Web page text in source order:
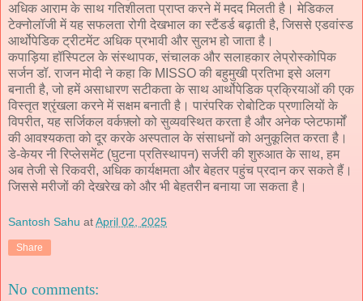
अधिक आराम के साथ गतिशीलता प्राप्त करने में मदद मिलती है। मेडिकल
टेक्नोलॉजी में यह सफलता रोगी देखभाल का स्टैंडर्ड बढ़ाती है, जिससे एडवांस्ड
आर्थोपेडिक ट्रीटमेंट अधिक प्रभावी और सुलभ हो जाता है।
कपाड़िया हॉस्पिटल के संस्थापक, संचालक और सलाहकार लेप्रोस्कोपिक
सर्जन डॉ. राजन मोदी ने कहा कि MISSO की बहुमुखी प्रतिभा इसे अलग
बनाती है, जो हमें असाधारण सटीकता के साथ आर्थोपेडिक प्रक्रियाओं की एक
विस्तृत श्रृंखला करने में सक्षम बनाती है। पारंपरिक रोबोटिक प्रणालियों के
विपरीत, यह सर्जिकल वर्कफ़्लो को सुव्यवस्थित करता है और अनेक प्लेटफार्मों
की आवश्यकता को दूर करके अस्पताल के संसाधनों को अनुकूलित करता है।
डे-केयर नी रिप्लेसमेंट (घुटना प्रतिस्थापन) सर्जरी की शुरुआत के साथ, हम
अब तेजी से रिकवरी, अधिक कार्यक्षमता और बेहतर पहुंच प्रदान कर सकते हैं।
जिससे मरीजों की देखरेख को और भी बेहतरीन बनाया जा सकता है।
Santosh Sahu atApril 02, 2025
Share
No comments: